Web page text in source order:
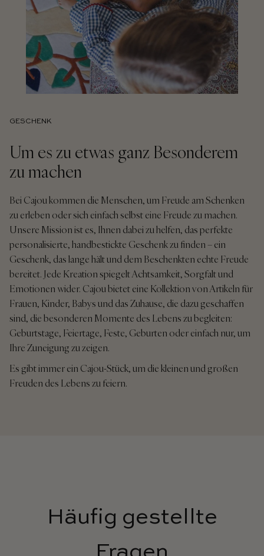
GESCHENK
Um es zu etwas ganz Besonderem
zu machen
Bei Cajou kommen die Menschen, um Freude am Schenken
zu erleben oder sich einfach selbst eine Freude zu machen.
Unsere Mission ist es, Ihnen dabei zu helfen, das perfekte
personalisierte, handbestickte Geschenk zu finden – ein
Geschenk, das lange hält und dem Beschenkten echte Freude
bereitet. Jede Kreation spiegelt Achtsamkeit, Sorgfalt und
Emotionen wider. Cajou bietet eine Kollektion von Artikeln für
Frauen, Kinder, Babys und das Zuhause, die dazu geschaffen
sind, die besonderen Momente des Lebens zu begleiten:
Geburtstage, Feiertage, Feste, Geburten oder einfach nur, um
Ihre Zuneigung zu zeigen.
Es gibt immer ein Cajou-Stück, um die kleinen und großen
Freuden des Lebens zu feiern.
Häufig gestellte